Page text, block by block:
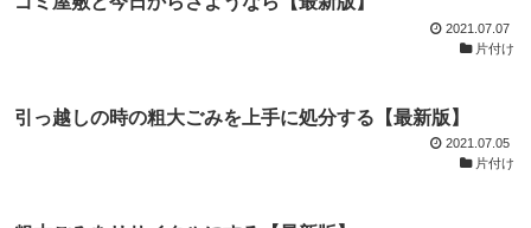
2021.07.07
片付け
引っ越しの時の粗大ごみを上手に処分する【最新版】
2021.07.05
片付け